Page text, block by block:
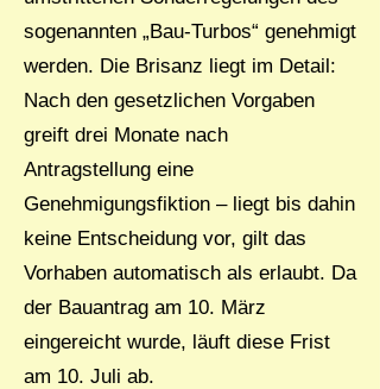
sogenannten „Bau-Turbos“ genehmigt
werden. Die Brisanz liegt im Detail:
Nach den gesetzlichen Vorgaben
greift drei Monate nach
Antragstellung eine
Genehmigungsfiktion – liegt bis dahin
keine Entscheidung vor, gilt das
Vorhaben automatisch als erlaubt. Da
der Bauantrag am 10. März
eingereicht wurde, läuft diese Frist
am 10. Juli ab.